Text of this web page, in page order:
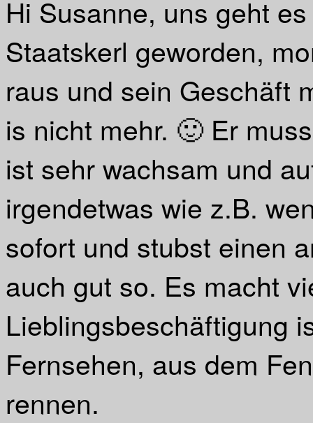
Hi Susanne, uns geht
Staatskerl geworden,
raus und sein Geschäft
is nicht mehr. 🙂 Er
ist sehr wachsam und
irgendetwas wie z.B.
sofort und stubst einen
auch gut so. Es macht
Lieblingsbeschäftigung
Fernsehen, aus dem
rennen.